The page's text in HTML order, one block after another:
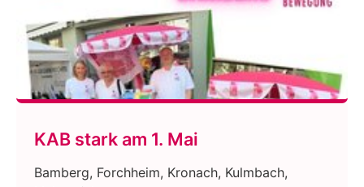
KAB stark am 1. Mai
Bamberg, Forchheim, Kronach, Kulmbach,